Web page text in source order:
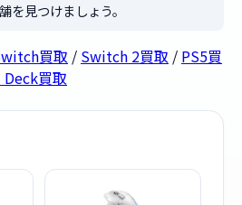
を見つけましょう。
買取 / Switch 2買取 / PS5買
買取